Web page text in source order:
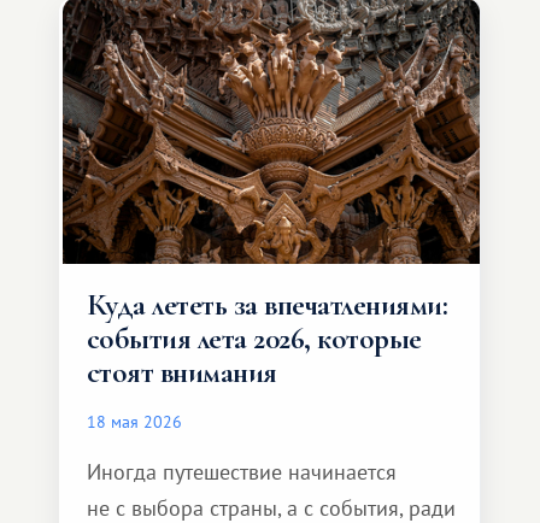
и Африка — континент, который
способен подарить совершенно иной
формат путешествия.
Куда лететь за впечатлениями:
события лета 2026, которые
стоят внимания
18 мая 2026
Иногда путешествие начинается
не с выбора страны, а с события, ради